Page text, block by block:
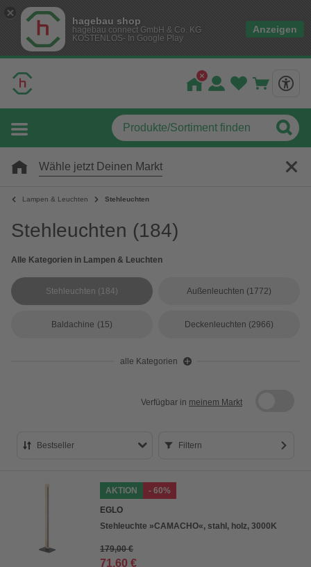
hagebau shop
hagebau connect GmbH & Co. KG
KOSTENLOS- In Google Play
Anzeigen
Wähle jetzt Deinen Markt
Lampen & Leuchten Stehleuchten
Stehleuchten (184)
Alle Kategorien in Lampen & Leuchten
Stehleuchten (184) Außenleuchten (1772)
Baldachine (15) Deckenleuchten (2966)
alle Kategorien
Verfügbar in meinem Markt
Bestseller
Preis aufsteigend
Preis absteigend
Bewertung
Filtern
AKTION
- 60%
EGLO
Stehleuchte »CAMACHO«, stahl, holz, 3000K
179,00 €
71,60 €